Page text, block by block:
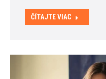
ČÍTAJTE VIAC